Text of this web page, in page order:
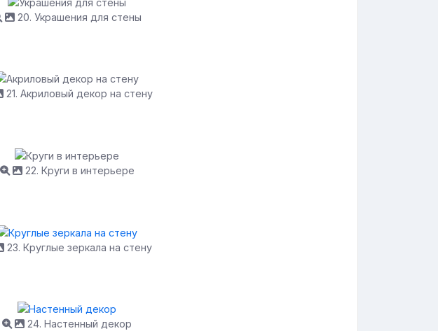
20. Украшения для стены
21. Акриловый декор на стену
22. Круги в интерьере
23. Круглые зеркала на стену
24. Настенный декор